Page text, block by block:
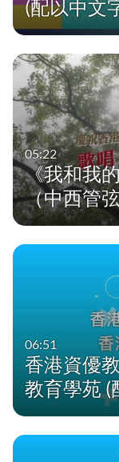
(配以中文
05:22
《我和我
（中西管
06:51
香港資優
教育學苑 (